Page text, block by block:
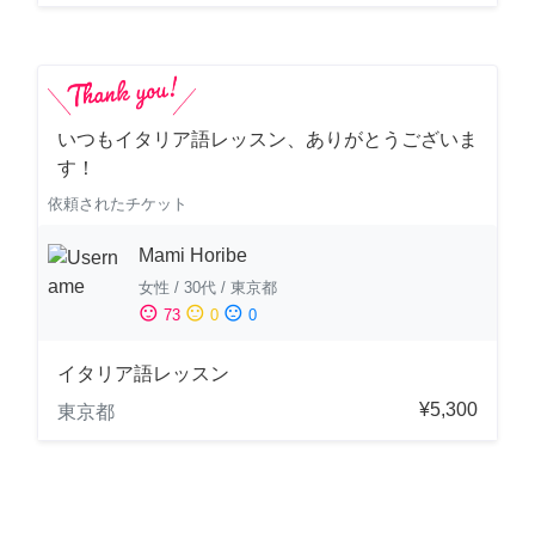
いつもイタリア語レッスン、ありがとうございま
す！
依頼されたチケット
Mami Horibe
女性 / 30代 / 東京都
sentiment_satisfied 73 sentiment_neutral 0 sentiment_dissatisfied 0
イタリア語レッスン
東京都
¥5,300